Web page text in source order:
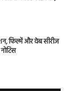
फिल्में और वेब सीरीज